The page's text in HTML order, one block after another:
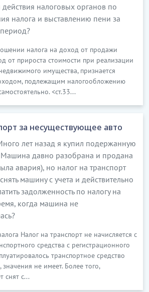
налоговых органов по
налога и выставлению пени за
налога на доход от продажи
от прироста стоимости при реализации
имущества, признается
подлежащим налогообложению
<ст.33...
за несуществующее авто
лет назад я купил подержанную
Машина давно разобрана и продана
авария), но налог на транспорт
машину с учета и действительно
задолженность по налогу на
когда машина не
Налог на транспорт не начисляется с
средства с регистрационного
транспортное средство
значения не имеет. Более того,
снят с...